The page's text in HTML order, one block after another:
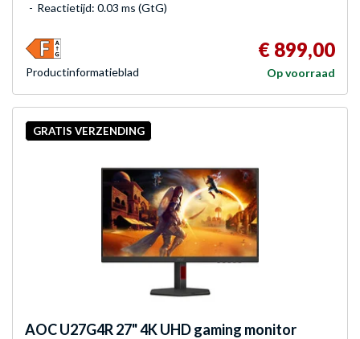
Reactietijd: 0.03 ms (GtG)
€ 899,00
Op voorraad
Product­informatieblad
GRATIS VERZENDING
AOCU27G4R 27" 4K UHD gaming monitor